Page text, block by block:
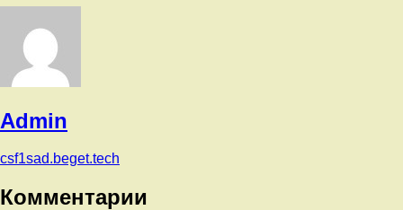
Admin
csf1sad.beget.tech
Комментарии